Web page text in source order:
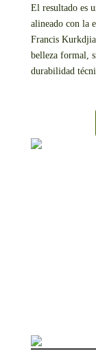
El resultado es
alineado con la
Francis
belleza formal,
durabilidad